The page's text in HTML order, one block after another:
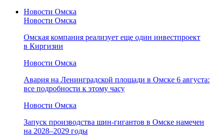
Новости Омска
Новости Омска
Омская компания реализует еще один инвестпроект
в Киргизии
Новости Омска
Авария на Ленинградской площади в Омске 6 августа:
все подробности к этому часу
Новости Омска
Запуск производства шин-гигантов в Омске намечен
на 2028–2029 годы